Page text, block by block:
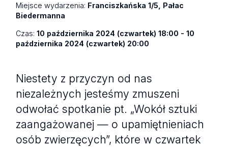
Miejsce wydarzenia: Franciszkańska 1/5, Pałac
Biedermanna
Czas:10 października 2024 (czwartek) 18:00 - 10
października 2024 (czwartek) 20:00
Niestety z przyczyn od nas
niezależnych jesteśmy zmuszeni
odwołać spotkanie pt. „Wokół sztuki
zaangażowanej — o upamiętnieniach
osób zwierzęcych”, które w czwartek